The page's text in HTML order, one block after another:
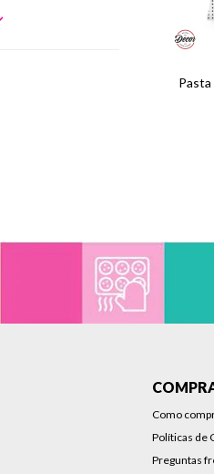
Pasta
Como
Políticas de
Preguntas